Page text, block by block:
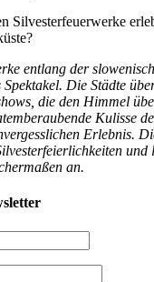
Silvesterfeuerwerke
entlang der
Die Städte
die den Himmel
Kulisse
Erlebnis.
und
an.